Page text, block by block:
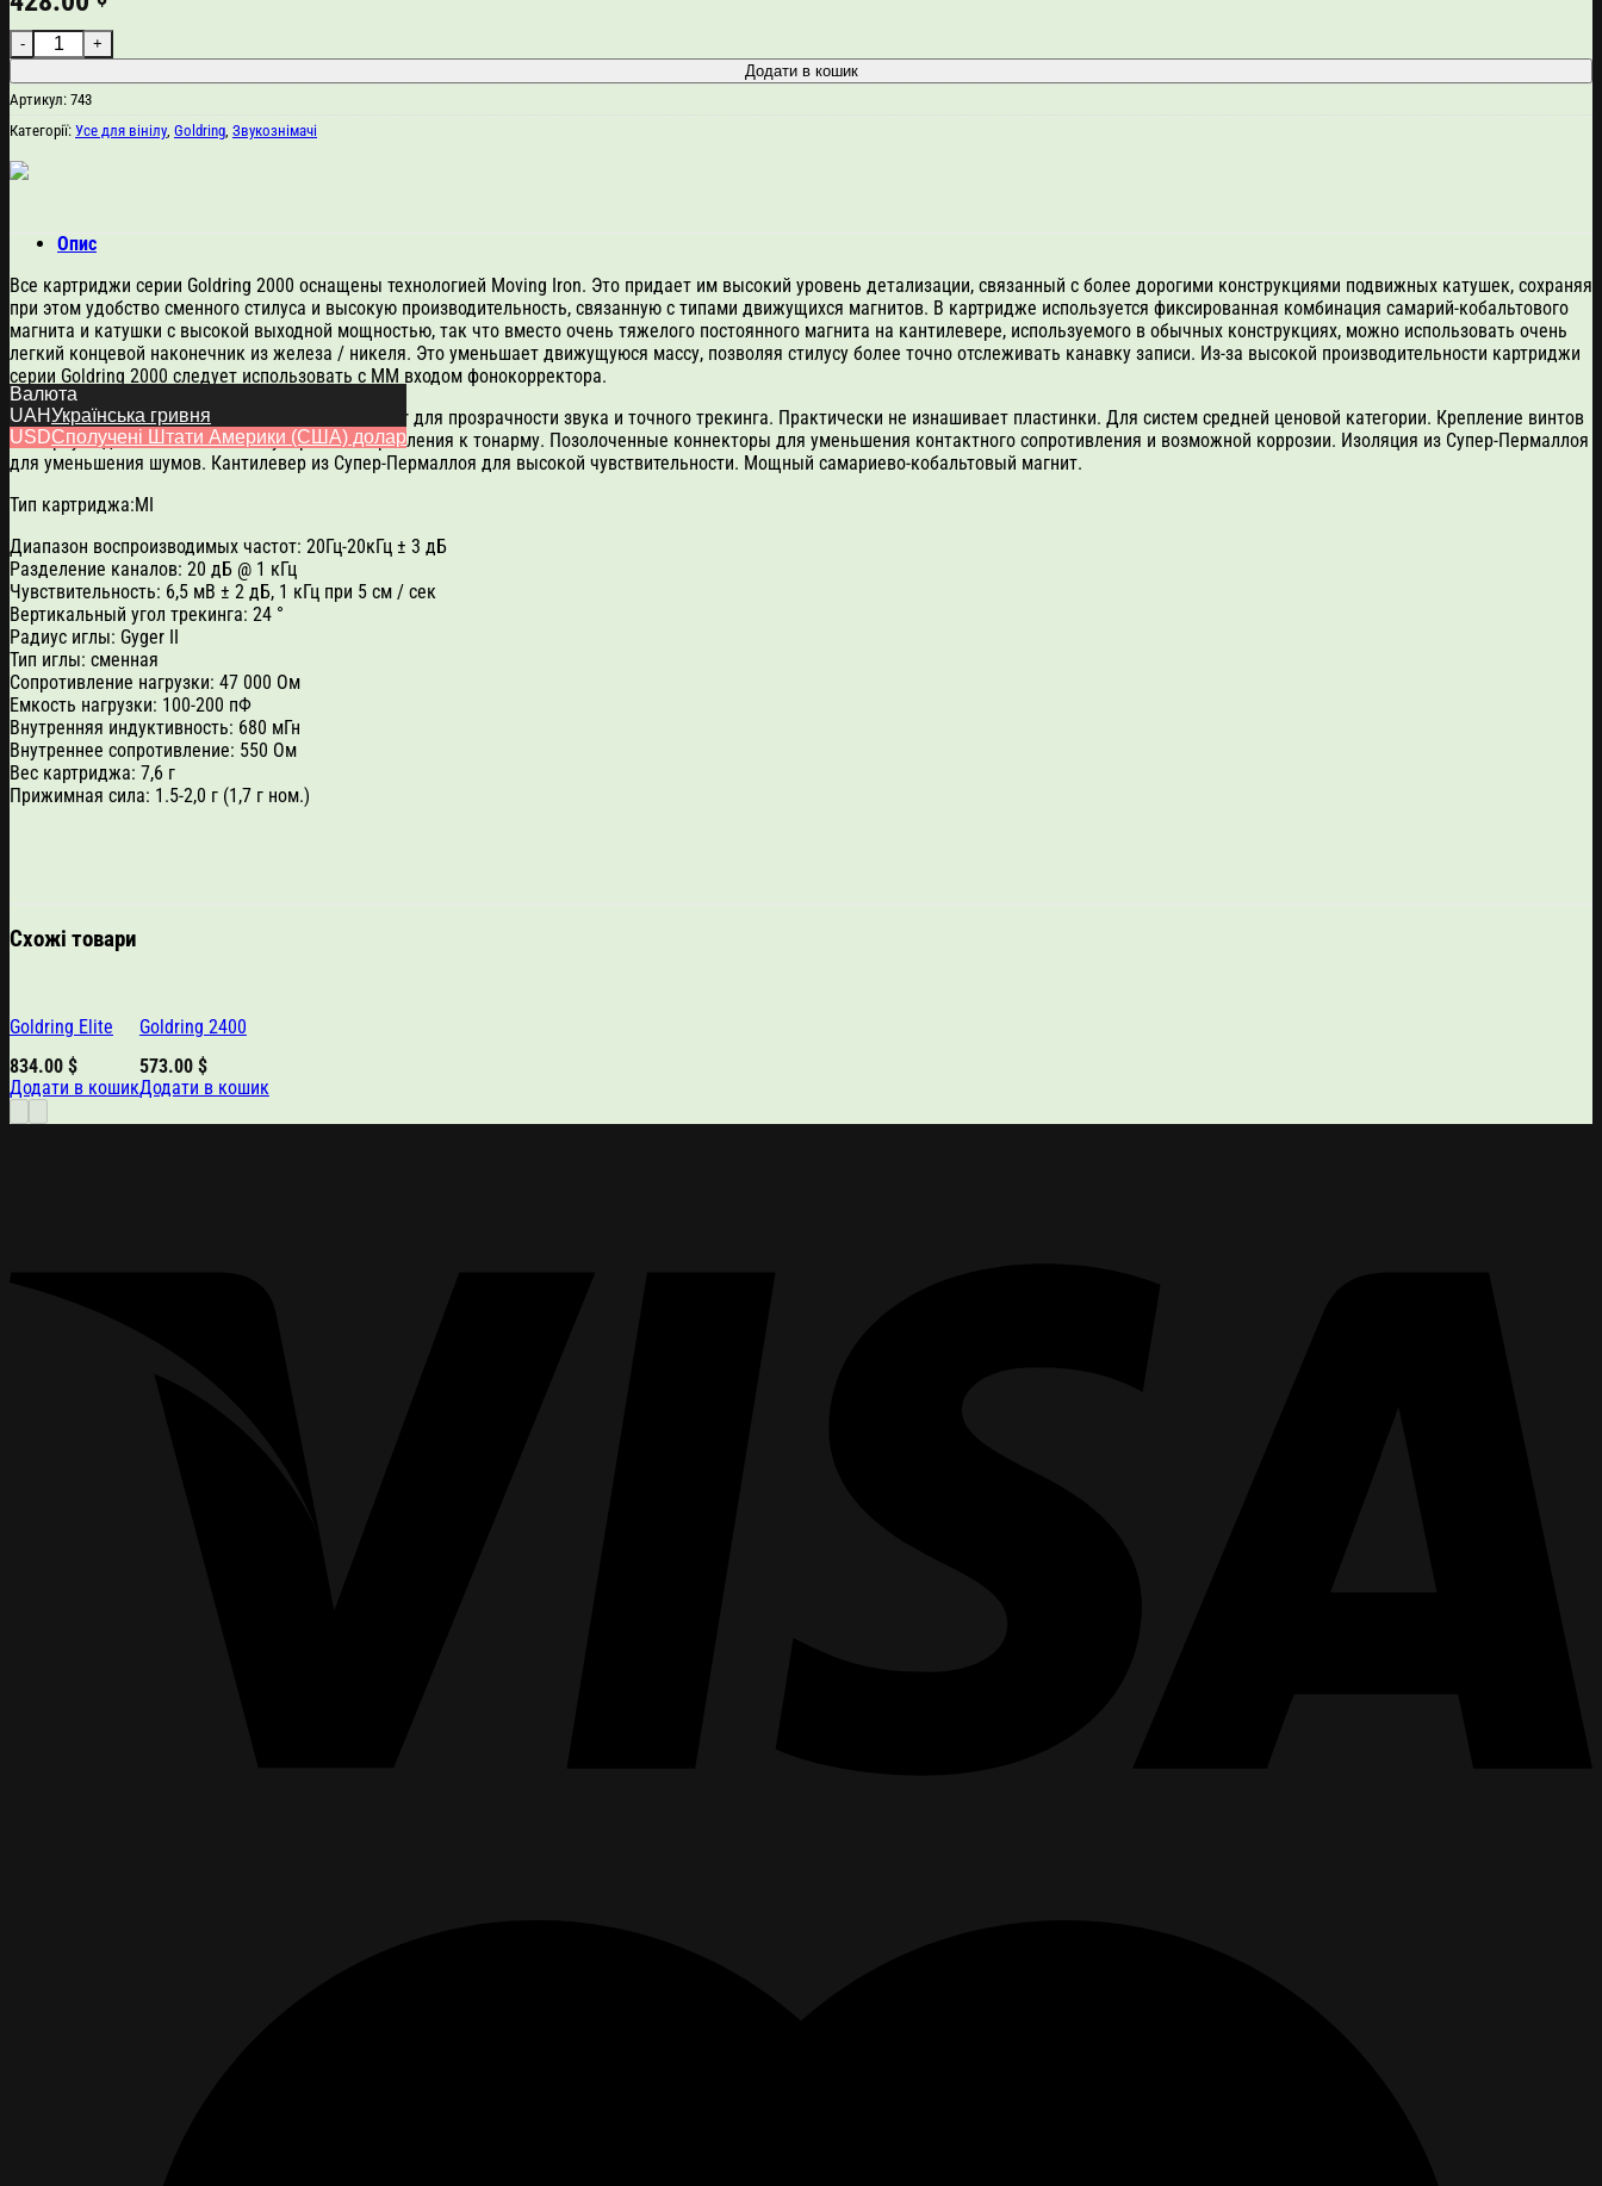
Goldring 2300 кількість
Додати в кошик
Артикул: 743
Категорії: Усе для вінілу Goldring Звукознімачі
Опис
Все картриджи серии Goldring 2000 оснащены технологией Moving Iron. Это придает им высокий уровень детализации, связанный с более дорогими конструкциями подвижных катушек, сохраняя
при этом удобство сменного стилуса и высокую производительность, связанную с типами движущихся магнитов. В картридже используется фиксированная комбинация самарий-кобальтового
магнита и катушки с высокой выходной мощностью, так что вместо очень тяжелого постоянного магнита на кантилевере, используемого в обычных конструкциях, можно использовать очень
легкий концевой наконечник из железа / никеля. Это уменьшает движущуюся массу, позволяя стилусу более точно отслеживать канавку записи. Из-за высокой производительности картриджи
серии Goldring 2000 следует использовать с ММ входом фонокорректора.
Использование знаменитой алмазной иглы Gyger для прозрачности звука и точного трекинга. Практически не изнашивает пластинки. Для систем средней ценовой категории. Крепление винтов
на корпусе для более точного и уверенного крепления к тонарму. Позолоченные коннекторы для уменьшения контактного сопротивления и возможной коррозии. Изоляция из Супер-Пермаллоя
для уменьшения шумов. Кантилевер из Супер-Пермаллоя для высокой чувствительности. Мощный самариево-кобальтовый магнит.
Тип картриджа:MI
Диапазон воспроизводимых частот: 20Гц-20кГц ± 3 дБ
Разделение каналов: 20 дБ @ 1 кГц
Чувствительность: 6,5 мВ ± 2 дБ, 1 кГц при 5 см / сек
Вертикальный угол трекинга: 24 °
Радиус иглы: Gyger II
Тип иглы: сменная
Сопротивление нагрузки: 47 000 Ом
Емкость нагрузки: 100-200 пФ
Внутренняя индуктивность: 680 мГн
Внутреннее сопротивление: 550 Ом
Вес картриджа: 7,6 г
Прижимная сила: 1.5-2,0 г (1,7 г ном.)
Схожі товари
Goldring Elite
834.00 $
Додати в кошик
Goldring 2400
573.00 $
Додати в кошик
Валюта
UAHУкраїнська гривня
USDСполучені Штати Америки (США) долар